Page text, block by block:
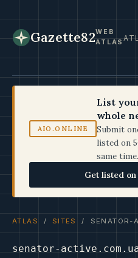
Gazette82WEB
ATLAS
AIO.ONLINE
List
whole
Submit
listed on
same time.
Get listed
ATLAS / SITES / SENATOR-
senator-